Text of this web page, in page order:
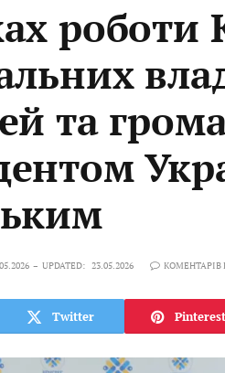
роботи
та
UPDATED: 23.05.2026 КОМЕНТАРІВ
Twitter Pinterest